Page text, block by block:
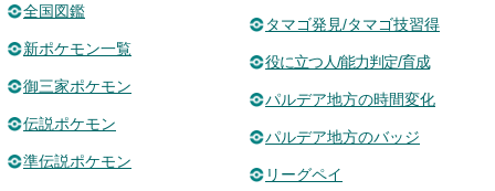
全国図鑑
新ポケモン一覧
御三家ポケモン
伝説ポケモン
準伝説ポケモン
タマゴ発見/タマゴ技習得
役に立つ人/能力判定/育成
パルデア地方の時間変化
パルデア地方のバッジ
リーグペイ